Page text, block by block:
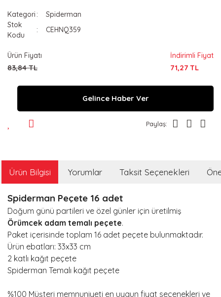
Kategori
Spiderman
Stok
Kodu
CEHNQ359
Ürün Fiyatı
83,84 TL
İndirimli Fiyat
71,27 TL
Gelince Haber Ver
Paylaş:
Ürün Bilgisi Yorumlar Taksit Seçenekleri
Spiderman Peçete 16 adet
Doğum günü partileri ve özel günler için üretilmiş
Örümcek adam temalı peçete.
Paket içerisinde toplam 16 adet peçete bulunmaktadır.
Ürün ebatları: 33x33 cm
2 katlı kağıt peçete
Spiderman Temalı kağıt peçete
%100 Müşteri memnuniyeti en uygun fiyat seçenekleri ve